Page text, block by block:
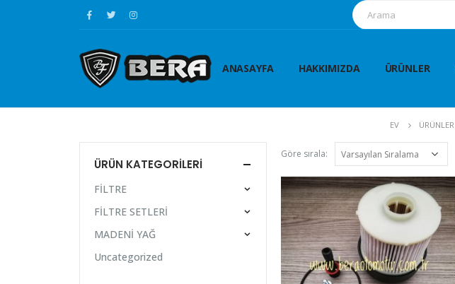
ANASAYFA HAKKIMIZDA ÜRÜNLER
EV ÜRÜNLER
Göre sırala:
ÜRÜN KATEGORILERI
FİLTRE
FİLTRE SETLERİ
MADENİ YAĞ
Uncategorized